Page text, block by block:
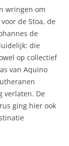
wringen om
de Stoa, de
de
die
op collectief
van Aquino
verlaten. De
ging hier ook